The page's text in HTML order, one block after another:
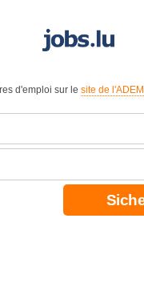
d'emploi sur lesite de l'ADEM